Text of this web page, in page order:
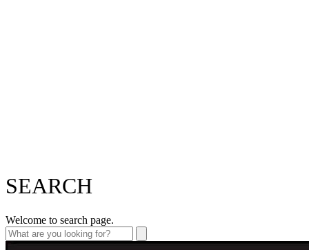
SEARCH
Welcome to search page.